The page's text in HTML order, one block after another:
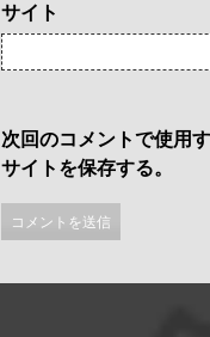
サイト
次回のコメントで使用
サイトを保存する。